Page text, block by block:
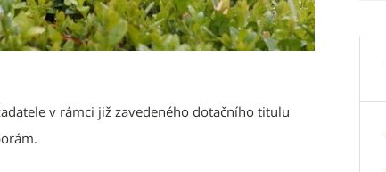
v rámci již zavedeného dotačního titulu